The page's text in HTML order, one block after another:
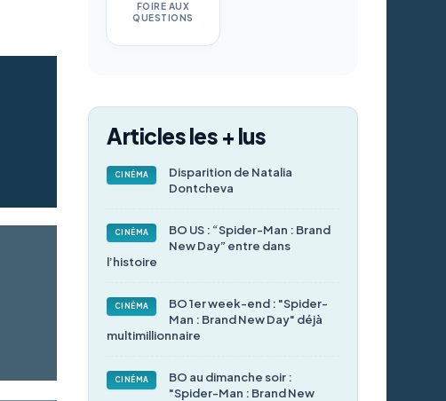
FOIRE AUX
QUESTIONS
Articles les + lus
CINÉMA
Disparition de Natalia
Dontcheva
CINÉMA
BO US : “Spider-Man : Brand
New Day” entre dans
l’histoire
CINÉMA
BO 1er week-end : "Spider-
Man : Brand New Day" déjà
multimillionnaire
CINÉMA
BO au dimanche soir :
"Spider-Man : Brand New